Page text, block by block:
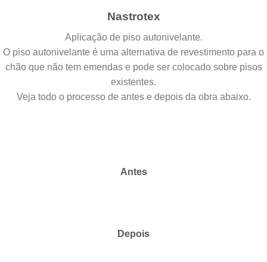
Nastrotex
Aplicação de piso autonivelante.
O piso autonivelante é uma alternativa de revestimento para o
chão que não tem emendas e pode ser colocado sobre pisos
existentes.
Veja todo o processo de antes e depois da obra abaixo.
Antes
Depois